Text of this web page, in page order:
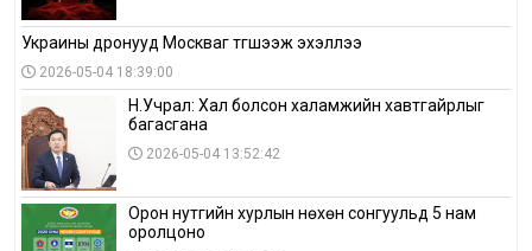
Украины дронууд Москваг түгшээж эхэллээ
2026-05-04 18:39:00
Н.Учрал: Хал болсон халамжийн хавтгайрлыг
багасгана
2026-05-04 13:52:42
Орон нутгийн хурлын нөхөн сонгуульд 5 нам
оролцоно